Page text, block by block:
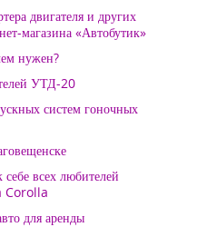
двигателя и других
магазина «Автобутик»
нужен?
УТД-20
систем гоночных
всех любителей
Corolla
для аренды